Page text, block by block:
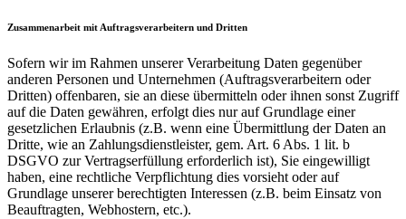
Zusammenarbeit mit Auftragsverarbeitern und Dritten
Sofern wir im Rahmen unserer Verarbeitung Daten gegenüber
anderen Personen und Unternehmen (Auftragsverarbeitern oder
Dritten) offenbaren, sie an diese übermitteln oder ihnen sonst Zugriff
auf die Daten gewähren, erfolgt dies nur auf Grundlage einer
gesetzlichen Erlaubnis (z.B. wenn eine Übermittlung der Daten an
Dritte, wie an Zahlungsdienstleister, gem. Art. 6 Abs. 1 lit. b
DSGVO zur Vertragserfüllung erforderlich ist), Sie eingewilligt
haben, eine rechtliche Verpflichtung dies vorsieht oder auf
Grundlage unserer berechtigten Interessen (z.B. beim Einsatz von
Beauftragten, Webhostern, etc.).